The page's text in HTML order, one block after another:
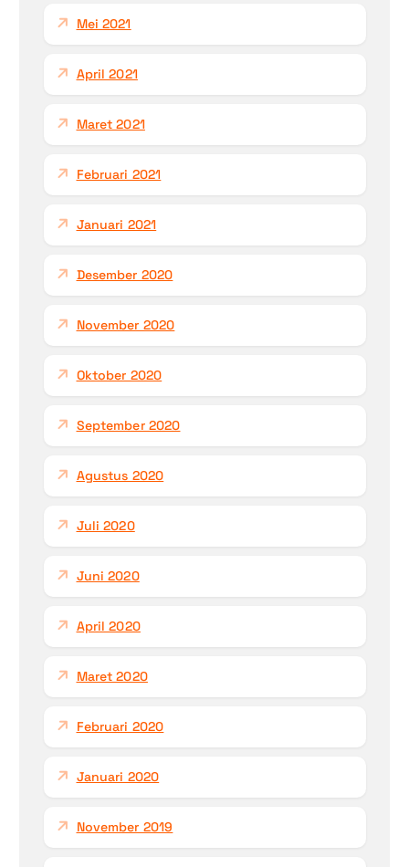
Mei 2021
April 2021
Maret 2021
Februari 2021
Januari 2021
Desember 2020
November 2020
Oktober 2020
September 2020
Agustus 2020
Juli 2020
Juni 2020
April 2020
Maret 2020
Februari 2020
Januari 2020
November 2019